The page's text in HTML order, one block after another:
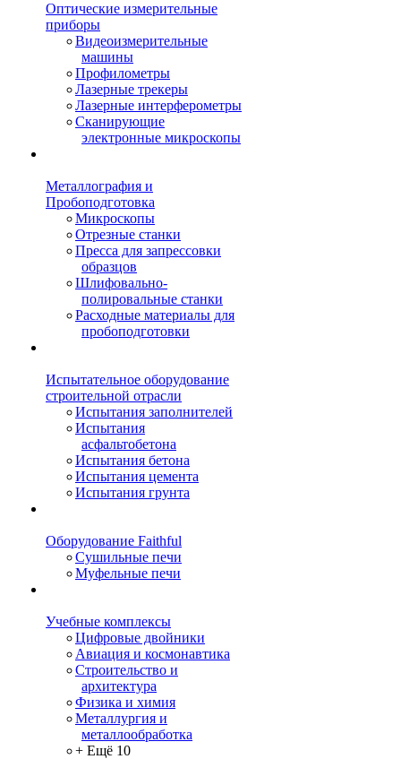
Оптические измерительные
приборы
Видеоизмерительные
машины
Профилометры
Лазерные трекеры
Лазерные интерферометры
Сканирующие
электронные микроскопы
Металлография и
Пробоподготовка
Микроскопы
Отрезные станки
Пресса для запрессовки
образцов
Шлифовально-
полировальные станки
Расходные материалы для
пробоподготовки
Испытательное оборудование
строительной отрасли
Испытания заполнителей
Испытания
асфальтобетона
Испытания бетона
Испытания цемента
Испытания грунта
Оборудование Faithful
Сушильные печи
Муфельные печи
Учебные комплексы
Цифровые двойники
Авиация и космонавтика
Строительство и
архитектура
Физика и химия
Металлургия и
металлообработка
+ Ещё 10